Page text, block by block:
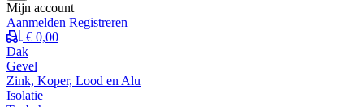
Mijn account
Aanmelden Registreren
€ 0,00
Dak
Gevel
Zink, Koper, Lood en Alu
Isolatie